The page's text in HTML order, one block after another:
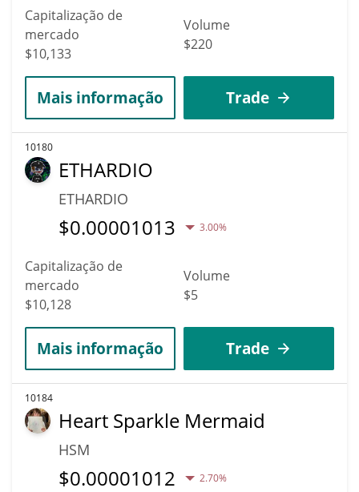
Capitalização de
mercado
$10,133
Volume
$220
Mais informação Trade
10180
ETHARDIO
ETHARDIO
$0.00001013 3.00%
Capitalização de
mercado
$10,128
Volume
$5
Mais informação Trade
10184
Heart Sparkle Mermaid
HSM
$0.00001012 2.70%